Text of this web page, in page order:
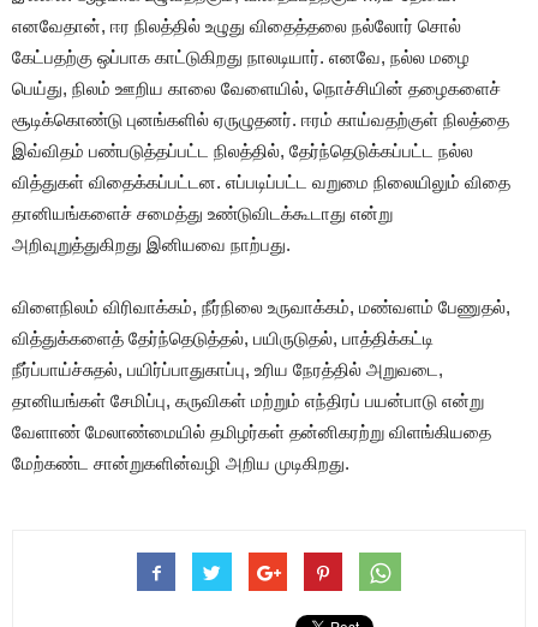
எனவேதான், ஈர நிலத்தில் உழுது விதைத்தலை நல்லோர் சொல்
கேட்பதற்கு ஒப்பாக காட்டுகிறது நாலடியார். எனவே, நல்ல மழை
பெய்து, நிலம் ஊறிய காலை வேளையில், நொச்சியின் தழைகளைச்
சூடிக்கொண்டு புனங்களில் ஏருழுதனர். ஈரம் காய்வதற்குள் நிலத்தை
இவ்விதம் பண்படுத்தப்பட்ட நிலத்தில், தேர்ந்தெடுக்கப்பட்ட நல்ல
வித்துகள் விதைக்கப்பட்டன. எப்படிப்பட்ட வறுமை நிலையிலும் விதை
தானியங்களைச் சமைத்து உண்டுவிடக்கூடாது என்று
அறிவுறுத்துகிறது இனியவை நாற்பது.
விளைநிலம் விரிவாக்கம், நீர்நிலை உருவாக்கம், மண்வளம் பேணுதல்,
வித்துக்களைத் தேர்ந்தெடுத்தல், பயிருடுதல், பாத்திக்கட்டி
நீர்ப்பாய்ச்சுதல், பயிர்ப்பாதுகாப்பு, உரிய நேரத்தில் அறுவடை,
தானியங்கள் சேமிப்பு, கருவிகள் மற்றும் எந்திரப் பயன்பாடு என்று
வேளாண் மேலாண்மையில் தமிழர்கள் தன்னிகரற்று விளங்கியதை
மேற்கண்ட சான்றுகளின்வழி அறிய முடிகிறது.